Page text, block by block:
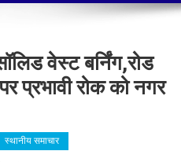
वेस्ट बर्निंग,रोड
प्रभावी रोक को नगर
स्थानीय समाचार